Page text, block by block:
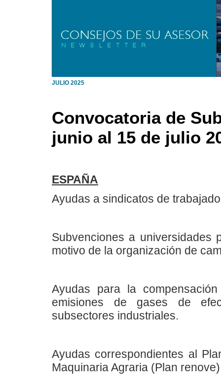
JULIO 2025
Convocatoria de
junio al 15 de julio
ESPAÑA
Ayudas a sindicatos de
Subvenciones a universidades
motivo de la organización de
Ayudas para la
emisiones de gases de
subsectores industriales.
Ayudas correspondientes al
Maquinaria Agraria (Plan